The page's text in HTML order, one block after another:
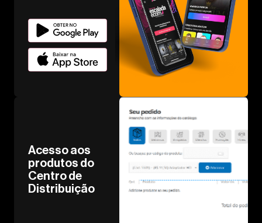
Acesso aos
produtos do
Centro de
Distribuição